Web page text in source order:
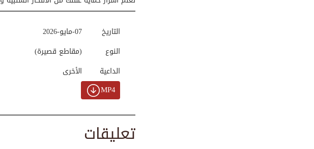
07-مايو-2026
التاريخ
(مقاطع قصيرة)
النوع
الأخرى
الداعية
MP4
تعليقات